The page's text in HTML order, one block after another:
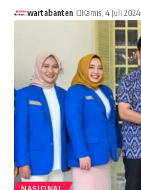
wartabanten Kamis, 4 Juli 2024